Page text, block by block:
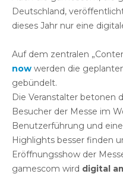
Deutschland,
dieses Jahr nur eine
Auf dem zentralen
now werden die
gebündelt.
Die Veranstalter betonen
Besucher der Messe im
Benutzerführung und
Highlights besser finden
Eröffnungsshow der
gamescom wird digital